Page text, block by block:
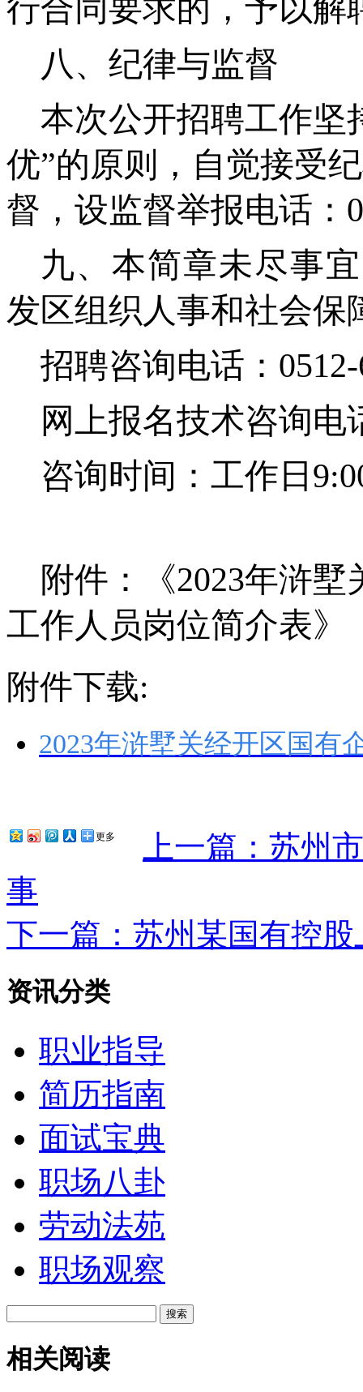
行合同要求的，予以解
八、纪律与监督
本次公开招聘工作坚
优”的原则，自觉接受
督，设监督举报电话：
九、本简章未尽事
发区组织人事和社会保
招聘咨询电话：
网上报名技术咨询电
咨询时间：工作日
附件：《2023年浒
工作人员岗位简介表》
附件下载:
2023年浒墅关经开区国有
更多
上一篇：苏州
事
下一篇：苏州某国有控
资讯分类
职业指导
简历指南
面试宝典
职场八卦
劳动法苑
职场观察
相关阅读